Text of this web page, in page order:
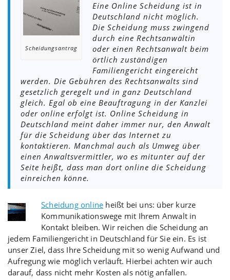
Scheidungsantrag
Eine Online Scheidung ist in
Deutschland nicht möglich.
Die Scheidung muss zwingend
durch eine Rechtsanwältin
oder einen Rechtsanwalt beim
örtlich zuständigen
Familiengericht eingereicht
werden. Die Gebühren des Rechtsanwalts sind
gesetzlich geregelt und in ganz Deutschland
gleich. Egal ob eine Beauftragung in der Kanzlei
oder online erfolgt ist. Online Scheidung in
Deutschland meint daher immer nur, den Anwalt
für die Scheidung über das Internet zu
kontaktieren. Manchmal auch als Umweg über
einen Anwaltsvermittler, wo es mitunter auf der
Seite heißt, dass man dort online die Scheidung
einreichen könne.
Scheidung online heißt bei uns: über kurze
Kommunikationswege mit Ihrem Anwalt in
Kontakt bleiben. Wir reichen die Scheidung an
jedem Familiengericht in Deutschland für Sie ein. Es ist
unser Ziel, dass Ihre Scheidung mit so wenig Aufwand und
Aufregung wie möglich verläuft. Hierbei achten wir auch
darauf, dass nicht mehr Kosten als nötig anfallen.